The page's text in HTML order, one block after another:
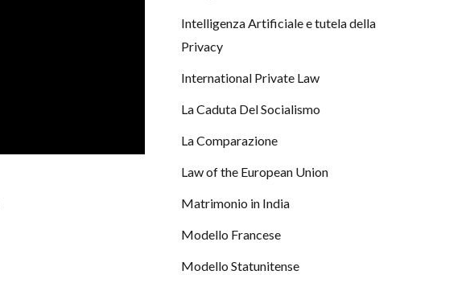
Intelligenza Artificiale e tutela della
Privacy
International Private Law
La Caduta Del Socialismo
La Comparazione
Law of the European Union
Matrimonio in India
Modello Francese
Modello Statunitense